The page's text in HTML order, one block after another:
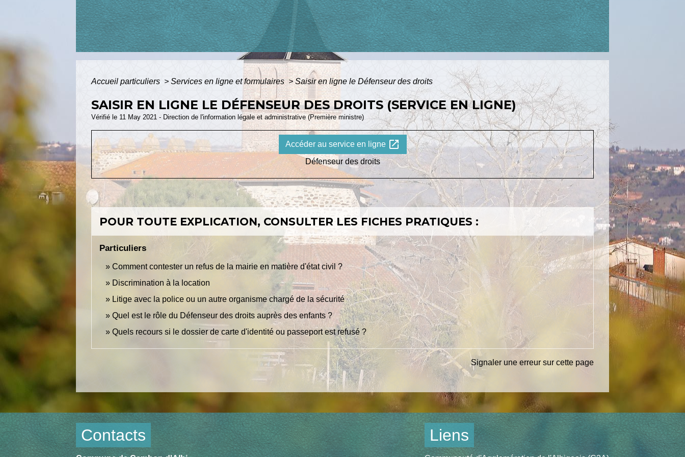
Accueil particuliers > Services en ligne et formulaires> Saisir en ligne le Défenseur des droits
SAISIR EN LIGNE LE DÉFENSEUR DES DROITS (SERVICE EN LIGNE)
Vérifié le 11 May 2021 - Direction de l'information légale et administrative (Première ministre)
Accéder au service en ligne open_in_new
Défenseur des droits
POUR TOUTE EXPLICATION, CONSULTER LES FICHES PRATIQUES :
Particuliers
Comment contester un refus de la mairie en matière d'état civil ?
Discrimination à la location
Litige avec la police ou un autre organisme chargé de la sécurité
Quel est le rôle du Défenseur des droits auprès des enfants ?
Quels recours si le dossier de carte d'identité ou passeport est refusé ?
Signaler une erreur sur cette page
Contacts Liens